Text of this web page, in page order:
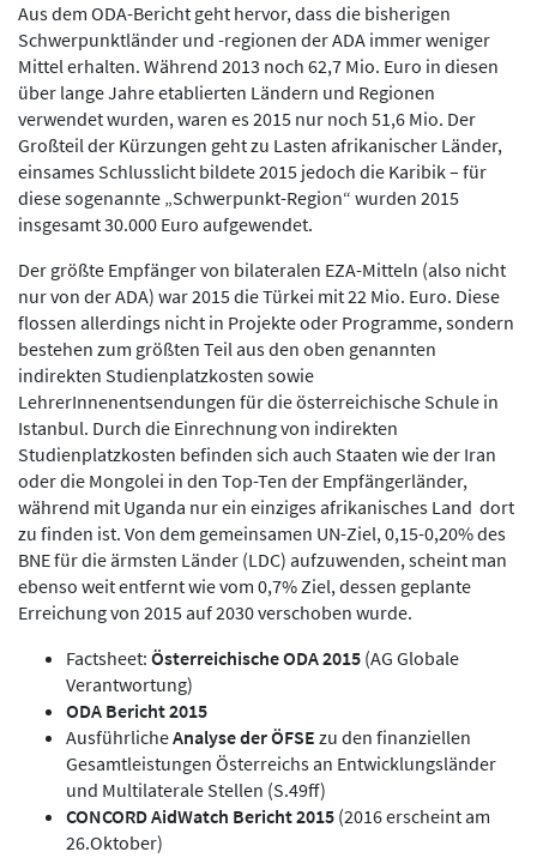
Aus dem ODA-Bericht geht hervor, dass die bisherigen
Schwerpunktländer und -regionen der ADA immer weniger
Mittel erhalten. Während 2013 noch 62,7 Mio. Euro in diesen
über lange Jahre etablierten Ländern und Regionen
verwendet wurden, waren es 2015 nur noch 51,6 Mio. Der
Großteil der Kürzungen geht zu Lasten afrikanischer Länder,
einsames Schlusslicht bildete 2015 jedoch die Karibik – für
diese sogenannte „Schwerpunkt-Region“ wurden 2015
insgesamt 30.000 Euro aufgewendet.
Der größte Empfänger von bilateralen EZA-Mitteln (also nicht
nur von der ADA) war 2015 die Türkei mit 22 Mio. Euro. Diese
flossen allerdings nicht in Projekte oder Programme, sondern
bestehen zum größten Teil aus den oben genannten
indirekten Studienplatzkosten sowie
LehrerInnenentsendungen für die österreichische Schule in
Istanbul. Durch die Einrechnung von indirekten
Studienplatzkosten befinden sich auch Staaten wie der Iran
oder die Mongolei in den Top-Ten der Empfängerländer,
während mit Uganda nur ein einziges afrikanisches Land dort
zu finden ist. Von dem gemeinsamen UN-Ziel, 0,15-0,20% des
BNE für die ärmsten Länder (LDC) aufzuwenden, scheint man
ebenso weit entfernt wie vom 0,7% Ziel, dessen geplante
Erreichung von 2015 auf 2030 verschoben wurde.
Factsheet: Österreichische ODA 2015 (AG Globale
Verantwortung)
ODA Bericht 2015
AusführlicheAnalyse der ÖFSE zu den finanziellen
Gesamtleistungen Österreichs an Entwicklungsländer
und Multilaterale Stellen (S.49ff)
CONCORD AidWatch Bericht 2015 (2016 erscheint am
26.Oktober)